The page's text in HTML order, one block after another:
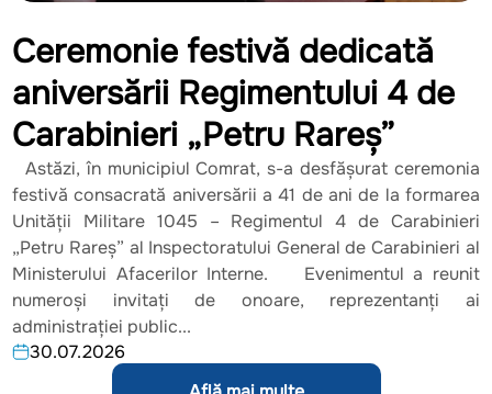
Ceremonie festivă dedicată
aniversării Regimentului 4 de
Carabinieri „Petru Rareș”
Astăzi, în municipiul Comrat, s-a desfășurat ceremonia
festivă consacrată aniversării a 41 de ani de la formarea
Unității Militare 1045 – Regimentul 4 de Carabinieri
„Petru Rareș” al Inspectoratului General de Carabinieri al
Ministerului Afacerilor Interne. Evenimentul a reunit
numeroși invitați de onoare, reprezentanți ai
administrației public...
30.07.2026